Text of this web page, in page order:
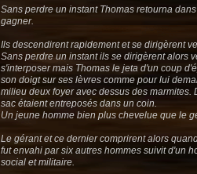
Sans perdre un instant Thomas retourna
gagner.
Ils descendirent rapidement et se dirigèrent
Sans perdre un instant ils se dirigèrent alors
s'interposer mais Thomas le jeta d'un coup
son doigt sur ses lèvres comme pour lui
milieu deux foyer avec dessus des
sac étaient entreposés dans un coin.
Un jeune homme bien plus chevelue que le
Le gérant et ce dernier comprirent alors
fut envahi par six autres hommes suivit d'un
social et militaire.